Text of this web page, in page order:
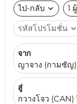
ไป-กลับ expand_more 1
รหัสโปรโมชั่น expand_more
จาก
ญาจาง (กามซัญ)
สู่
กวางโจว (CAN)